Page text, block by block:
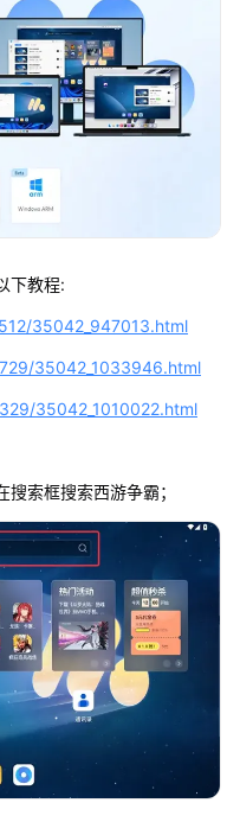
下教程:
35042_947013.html
35042_1033946.html
35042_1010022.html
索框搜索西游争霸；